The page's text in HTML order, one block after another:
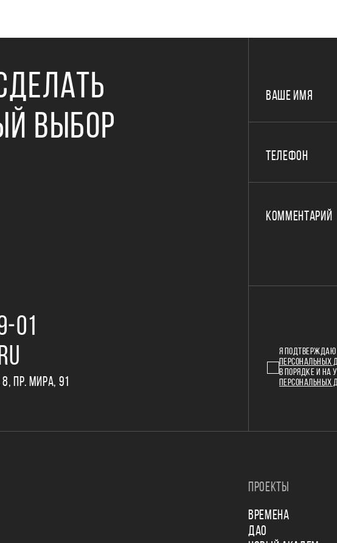
ВЫБОР
ПР. МИРА, 91
ВАШЕ ИМЯ
ТЕЛЕФОН
КОММЕНТАРИЙ
Я
В ПОРЯДКЕ И НА
ПРОЕКТЫ
ВРЕМЕНА
ДАО